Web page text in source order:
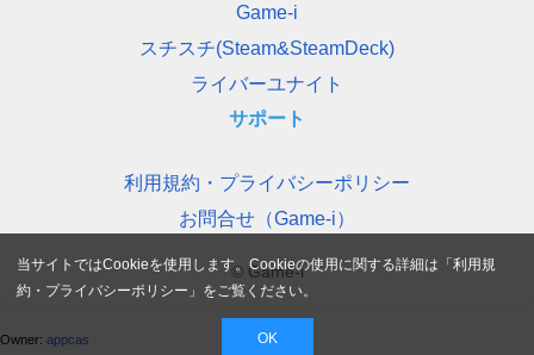
Game-i
スチスチ(Steam&SteamDeck)
ライバーユナイト
サポート
利用規約・プライバシーポリシー
お問合せ（Game-i）
© Game-i
Owner: appcas
当サイトではCookieを使用します。Cookieの使用に関する詳細は「利用規
約・プライバシーポリシー 」をご覧ください。
OK